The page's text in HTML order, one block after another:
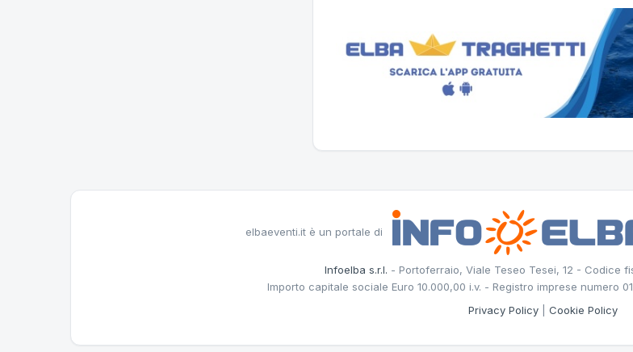
elbaeventi.it è un portale di
Infoelba s.r.l. - Portoferraio, Viale Teseo Tesei, 12 - Codice
Importo capitale sociale Euro 10.000,00 i.v. - Registro imprese numero
Privacy Policy| Cookie Policy